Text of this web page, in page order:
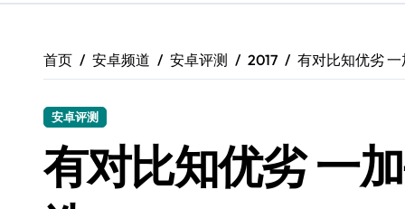
三星Galaxy S26震撼来袭，创新科技亮点
Galaxy S25+闪亮登场，这样美秒杀全场
真我GT8震撼来袭，引领科技潮流，创新
首页 安卓频道 安卓评测 2017 有对比知优劣
安卓评测
有对比知优劣 一